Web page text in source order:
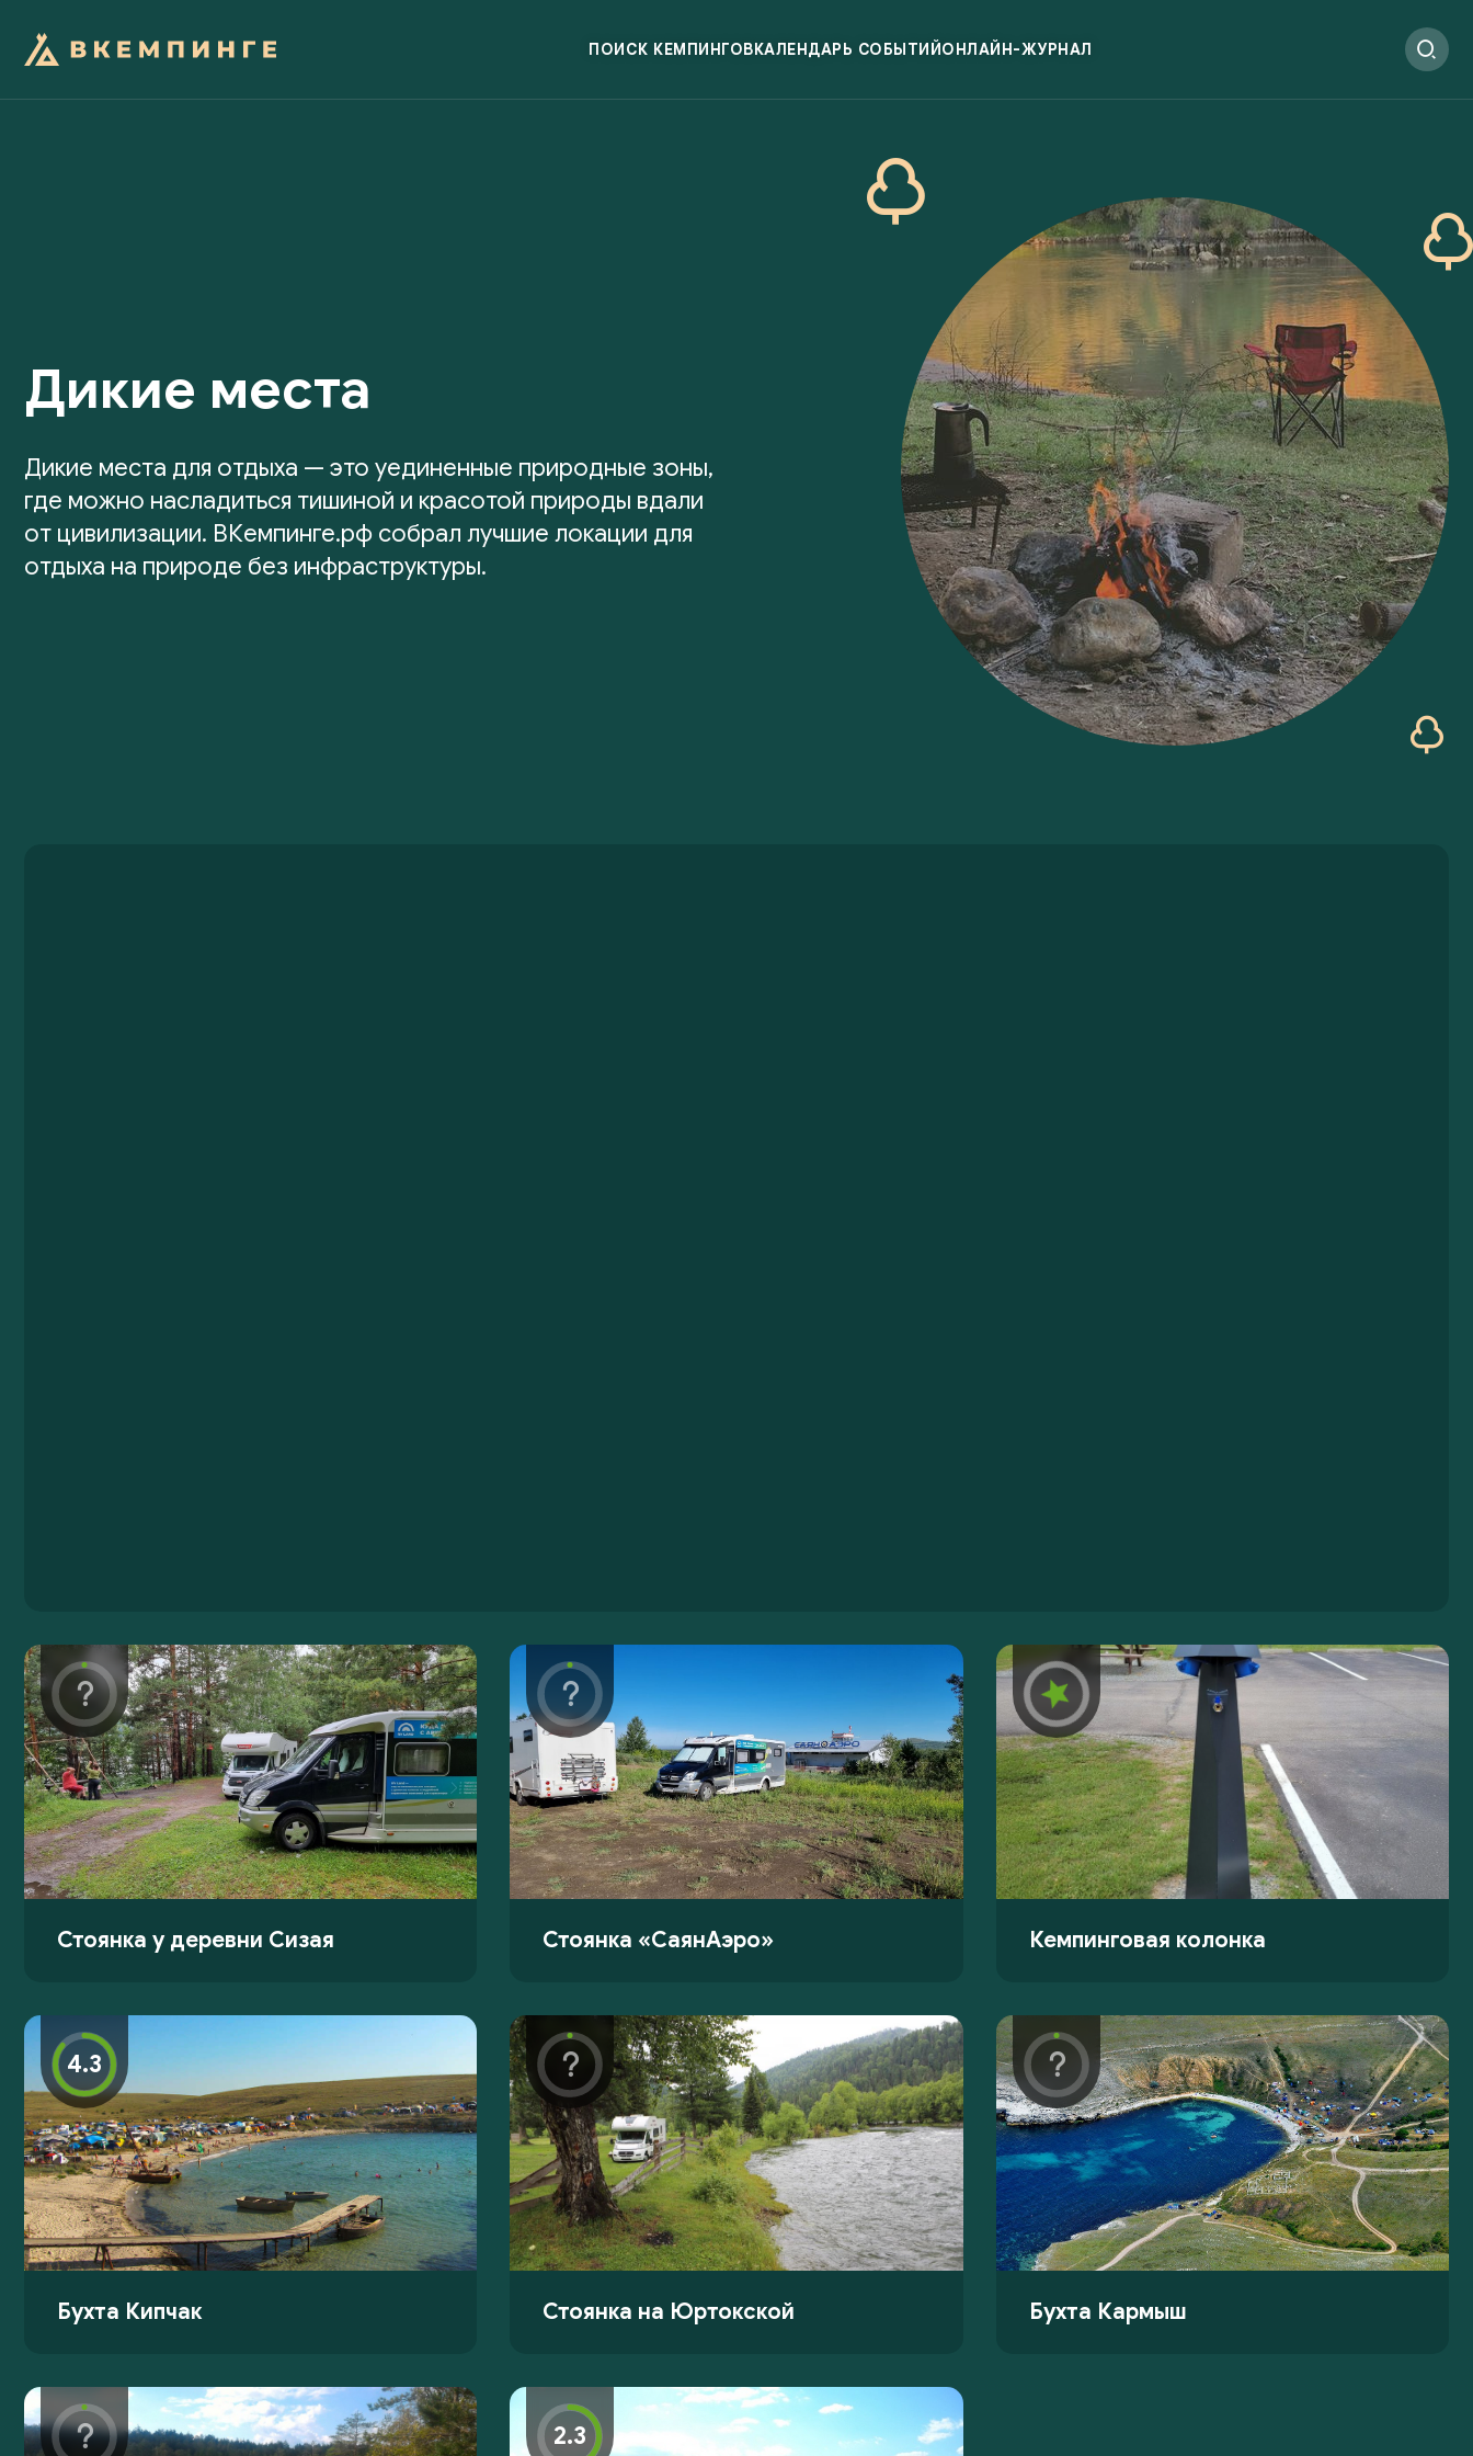
ПОИСК КЕМПИНГОВКАЛЕНДАРЬ СОБЫТИЙОНЛАЙН-ЖУРНАЛ
Дикие места
Дикие места для отдыха — это уединенные природные зоны,
где можно насладиться тишиной и красотой природы вдали
от цивилизации. ВКемпинге.рф собрал лучшие локации для
отдыха на природе без инфраструктуры.
Стоянка у деревни Сизая Стоянка «СаянАэро» Кемпинговая колонка
4.3
Бухта Кипчак Стоянка на Юртокской Бухта Кармыш
2.3